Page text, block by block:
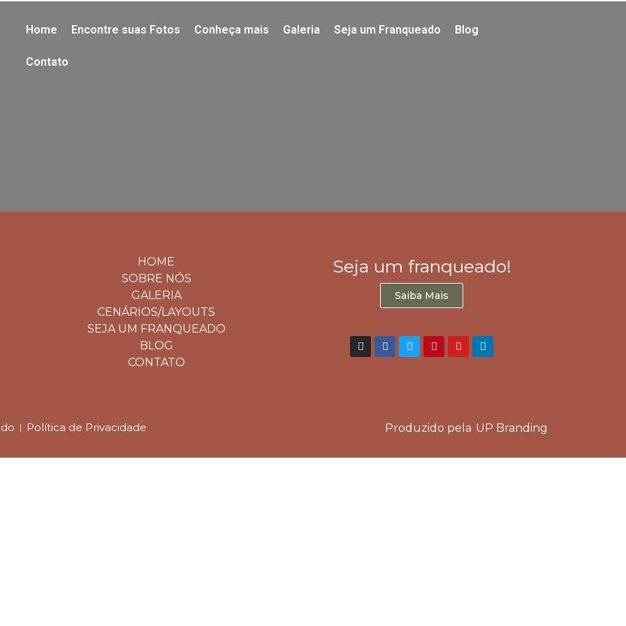
Home Encontre suas Fotos Conheça mais Galeria Seja um Franqueado Blog
Contato
HOME
SOBRE NÓS
GALERIA
CENÁRIOS/LAYOUTS
SEJA UM FRANQUEADO
BLOG
CONTATO
Seja um franqueado!
Saiba Mais
Política de Privacidade Produzido pela UP Branding